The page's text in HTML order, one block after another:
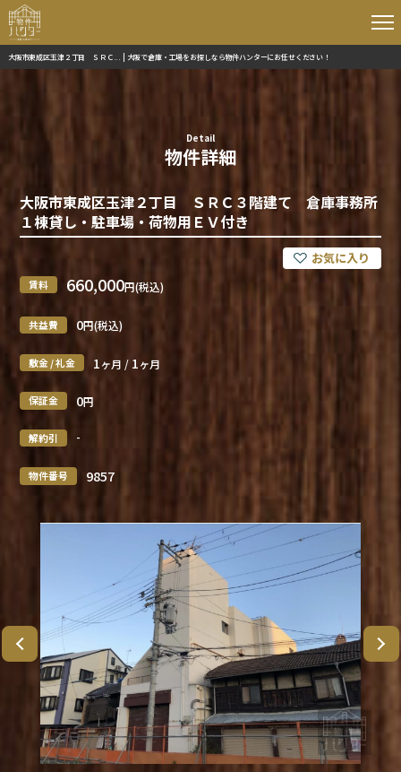
大阪市東成区玉津２丁目 ＳＲＣ... | 大阪で倉庫・工場をお探しなら物件ハンターにお任せください！
Detail
物件詳細
大阪市東成区玉津２丁目 ＳＲＣ３階建て 倉庫事務所
１棟貸し・駐車場・荷物用ＥＶ付き
賃料 660,000円(税込)
共益費 0円(税込)
敷金 / 礼金 1ヶ月 / 1ヶ月
保証金 0円
解約引 -
物件番号 9857